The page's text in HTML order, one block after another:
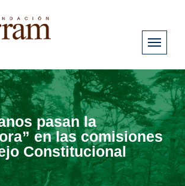
pasan la
en las comisiones
Constitucional